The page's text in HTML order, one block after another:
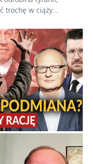
trochę w ciąży.